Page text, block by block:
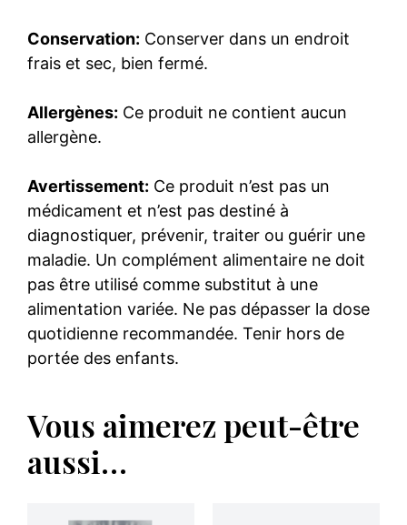
Conservation: Conserver dans un endroit
frais et sec, bien fermé.
Allergènes: Ce produit ne contient aucun
allergène.
Avertissement: Ce produit n’est pas un
médicament et n’est pas destiné à
diagnostiquer, prévenir, traiter ou guérir une
maladie. Un complément alimentaire ne doit
pas être utilisé comme substitut à une
alimentation variée. Ne pas dépasser la dose
quotidienne recommandée. Tenir hors de
portée des enfants.
Vous aimerez peut-être
aussi…